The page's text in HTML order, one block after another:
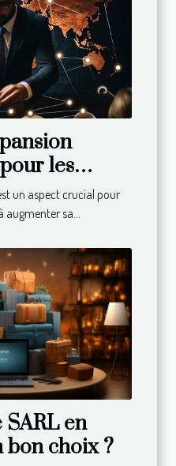
les
un aspect crucial pour
sa...
SARL en
bon choix ?